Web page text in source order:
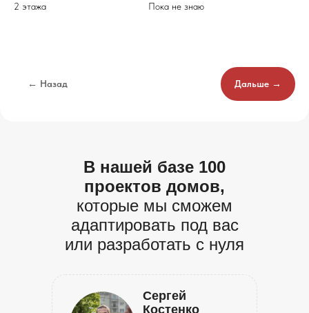
2 этажа Пока не знаю
← Назад Дальше →
В нашей базе 100
проектов домов,
которые мы сможем
адаптировать под вас
или разработать с нуля
Сергей
Костенко